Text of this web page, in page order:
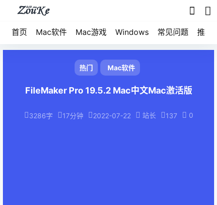
首页 Mac软件 Mac游戏 Windows 常见问题 推荐
热门 Mac软件
FileMaker Pro 19.5.2 Mac中文Mac激活版
3286字 17分钟 2022-07-22 站长 137 0